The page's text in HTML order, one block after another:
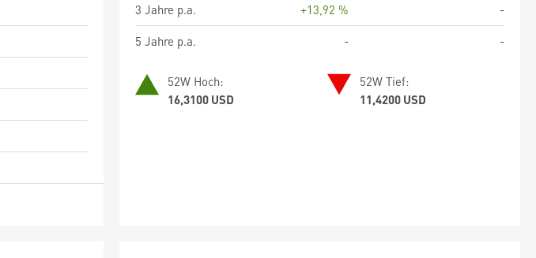
3 Jahre p.a.
+13,92 %
-
5 Jahre p.a.
- -
52W Hoch:
16,3100 USD
52W Tief:
11,4200 USD